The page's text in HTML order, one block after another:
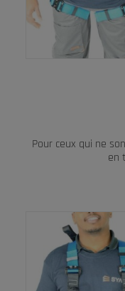
Pour ceux qui ne
en